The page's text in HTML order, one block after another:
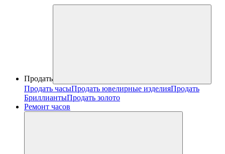
Продать
Продать часыПродать ювелирные изделияПродать
БриллиантыПродать золото
Ремонт часов